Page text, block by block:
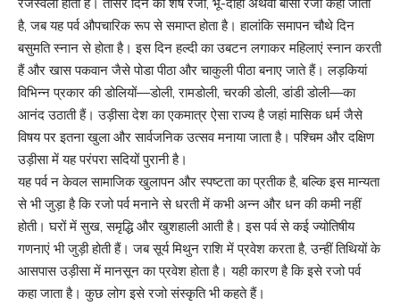
रजस्वला होती हैं। तीसरे दिन को शेष रजो, भू-दाहा अथवा बासी रजो कहा जाता
है, जब यह पर्व औपचारिक रूप से समाप्त होता है। हालांकि समापन चौथे दिन
बसुमति स्नान से होता है। इस दिन हल्दी का उबटन लगाकर महिलाएं स्नान करती
हैं और खास पकवान जैसे पोडा पीठा और चाकुली पीठा बनाए जाते हैं। लड़कियां
विभिन्न प्रकार की डोलियों—डोली, रामडोली, चरकी डोली, डांडी डोली—का
आनंद उठाती हैं। उड़ीसा देश का एकमात्र ऐसा राज्य है जहां मासिक धर्म जैसे
विषय पर इतना खुला और सार्वजनिक उत्सव मनाया जाता है। पश्चिम और दक्षिण
उड़ीसा में यह परंपरा सदियों पुरानी है।
यह पर्व न केवल सामाजिक खुलापन और स्पष्टता का प्रतीक है, बल्कि इस मान्यता
से भी जुड़ा है कि रजो पर्व मनाने से धरती में कभी अन्न और धन की कमी नहीं
होती। घरों में सुख, समृद्धि और खुशहाली आती है। इस पर्व से कई ज्योतिषीय
गणनाएं भी जुड़ी होती हैं। जब सूर्य मिथुन राशि में प्रवेश करता है, उन्हीं तिथियों के
आसपास उड़ीसा में मानसून का प्रवेश होता है। यही कारण है कि इसे रजो पर्व
कहा जाता है। कुछ लोग इसे रजो संस्कृति भी कहते हैं।